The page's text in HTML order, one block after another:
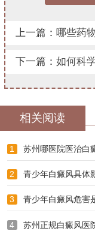
上一篇： 哪些药
下一篇： 如何科
相关阅读
1 苏州哪医院医治白
2 青少年白癜风具体
3 青少年白癜风危害
4 苏州正规白癜风医